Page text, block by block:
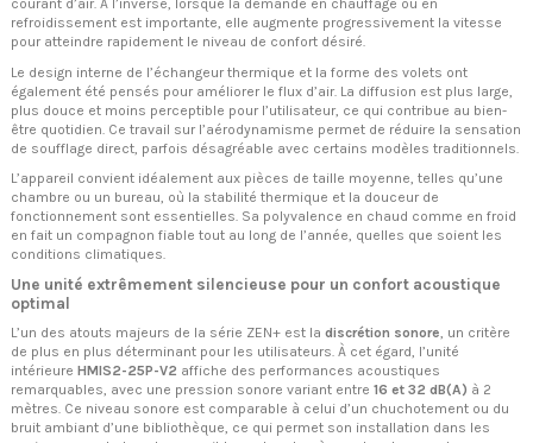
courant d’air. À l’inverse, lorsque la demande en chauffage ou en
refroidissement est importante, elle augmente progressivement la vitesse
pour atteindre rapidement le niveau de confort désiré.
Le design interne de l’échangeur thermique et la forme des volets ont
également été pensés pour améliorer le flux d’air. La diffusion est plus large,
plus douce et moins perceptible pour l’utilisateur, ce qui contribue au bien-
être quotidien. Ce travail sur l’aérodynamisme permet de réduire la sensation
de soufflage direct, parfois désagréable avec certains modèles traditionnels.
L’appareil convient idéalement aux pièces de taille moyenne, telles qu’une
chambre ou un bureau, où la stabilité thermique et la douceur de
fonctionnement sont essentielles. Sa polyvalence en chaud comme en froid
en fait un compagnon fiable tout au long de l’année, quelles que soient les
conditions climatiques.
Une unité extrêmement silencieuse pour un confort acoustique
optimal
L’un des atouts majeurs de la série ZEN+ est la discrétion sonore, un critère
de plus en plus déterminant pour les utilisateurs. À cet égard, l’unité
intérieure HMIS2-25P-V2 affiche des performances acoustiques
remarquables, avec une pression sonore variant entre 16 et 32 dB(A) à 2
mètres. Ce niveau sonore est comparable à celui d’un chuchotement ou du
bruit ambiant d’une bibliothèque, ce qui permet son installation dans les